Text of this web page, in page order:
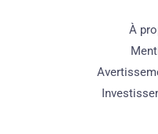
À